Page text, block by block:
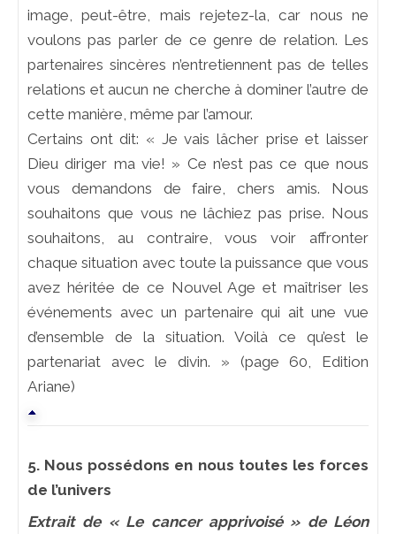
image, peut-être, mais rejetez-la, car nous ne
voulons pas parler de ce genre de relation. Les
partenaires sincères n’entretiennent pas de telles
relations et aucun ne cherche à dominer l’autre de
cette manière, même par l’amour.
Certains ont dit: « Je vais lâcher prise et laisser
Dieu diriger ma vie! » Ce n’est pas ce que nous
vous demandons de faire, chers amis. Nous
souhaitons que vous ne lâchiez pas prise. Nous
souhaitons, au contraire, vous voir affronter
chaque situation avec toute la puissance que vous
avez héritée de ce Nouvel Age et maîtriser les
événements avec un partenaire qui ait une vue
d’ensemble de la situation. Voilà ce qu’est le
partenariat avec le divin. » (page 60, Edition
Ariane)
5. Nous possédons en nous toutes les forces
de l’univers
Extrait de « Le cancer apprivoisé » de Léon